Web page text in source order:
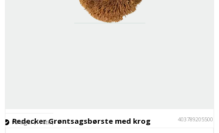
Redecker Grøntsagsbørste med krog 4037892055005
På lager (11 stk.)